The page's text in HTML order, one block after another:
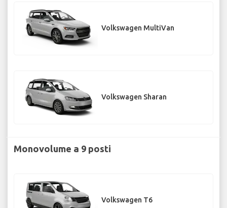
Volkswagen MultiVan
Volkswagen Sharan
Monovolume a 9 posti
Volkswagen T6